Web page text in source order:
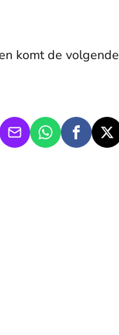
komt de volgende